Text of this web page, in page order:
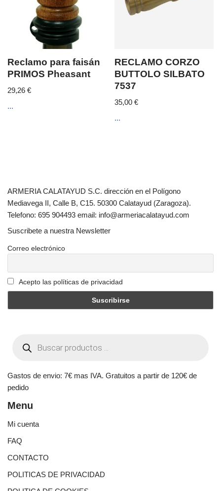
Reclamo para faisán
PRIMOS Pheasant
29,26 €
...
RECLAMO CORZO
BUTTOLO SILBATO
7537
35,00€
...
ARMERIA CALATAYUD S.C. dirección en el Polígono
Mediavega II, Calle B, C15. 50300 Calatayud (Zaragoza).
Telefono: 695 904493 email: info@armeriacalatayud.com
Suscribete a nuestra Newsletter
Correo electrónico
Acepto las políticas de privacidad
Gastos de envio: 7€ mas IVA. Gratuitos a partir de 120€ de
pedido
Menu
Mi cuenta
FAQ
CONTACTO
POLITICAS DE PRIVACIDAD